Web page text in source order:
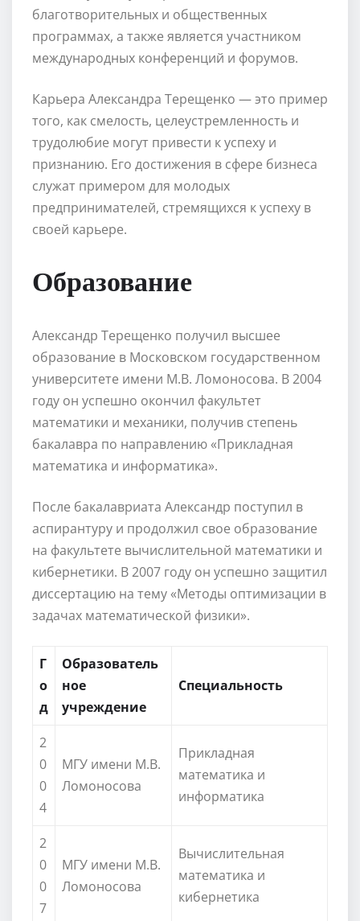
благотворительных и общественных
программах, а также является участником
международных конференций и форумов.
Карьера Александра Терещенко — это пример
того, как смелость, целеустремленность и
трудолюбие могут привести к успеху и
признанию. Его достижения в сфере бизнеса
служат примером для молодых
предпринимателей, стремящихся к успеху в
своей карьере.
Образование
Александр Терещенко получил высшее
образование в Московском государственном
университете имени М.В. Ломоносова. В 2004
году он успешно окончил факультет
математики и механики, получив степень
бакалавра по направлению «Прикладная
математика и информатика».
После бакалавриата Александр поступил в
аспирантуру и продолжил свое образование
на факультете вычислительной математики и
кибернетики. В 2007 году он успешно защитил
диссертацию на тему «Методы оптимизации в
задачах математической физики».
Г
о
д
Образователь
ное
учреждение
Специальность
2
0
0
4
МГУ имени М.В.
Ломоносова
Прикладная
математика и
информатика
2
0
0
7
МГУ имени М.В.
Ломоносова
Вычислительная
математика и
кибернетика